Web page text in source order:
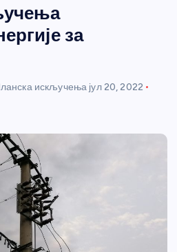
портал
за
искључења јул 20, 2022